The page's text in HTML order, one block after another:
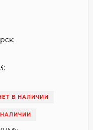
В НАЛИЧИИ
НАЛИЧИИ